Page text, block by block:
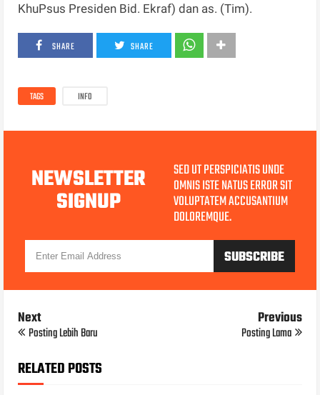
KhuPsus Presiden Bid. Ekraf) dan as. (Tim).
SHARE SHARE
TAGS INFO
NEWSLETTER
SIGNUP
SED UT PERSPICIATIS UNDE
OMNIS ISTE NATUS ERROR SIT
VOLUPTATEM ACCUSANTIUM
DOLOREMQUE.
Next
Posting Lebih Baru
Previous
Posting Lama
RELATED POSTS